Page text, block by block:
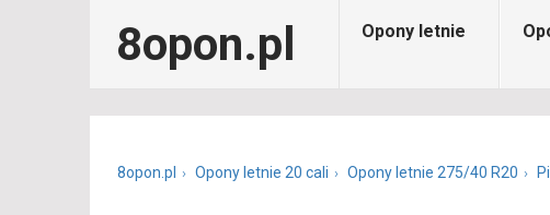
8opon.pl Opony letnie
8opon.pl Opony letnie 20 cali Opony letnie 275/40 R20